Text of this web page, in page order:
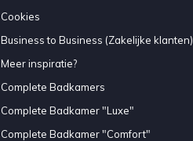
Cookies
Business to Business (Zakelijke klanten)
Meer inspiratie?
Complete Badkamers
Complete Badkamer "Luxe"
Complete Badkamer "Comfort"